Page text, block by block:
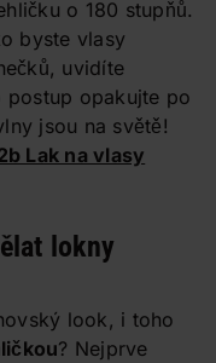
o 180 stupňů.
byste vlasy
uvidíte
postup opakujte po
jsou na světě!
Lak na vlasy
lokny
look, i toho
? Nejprve